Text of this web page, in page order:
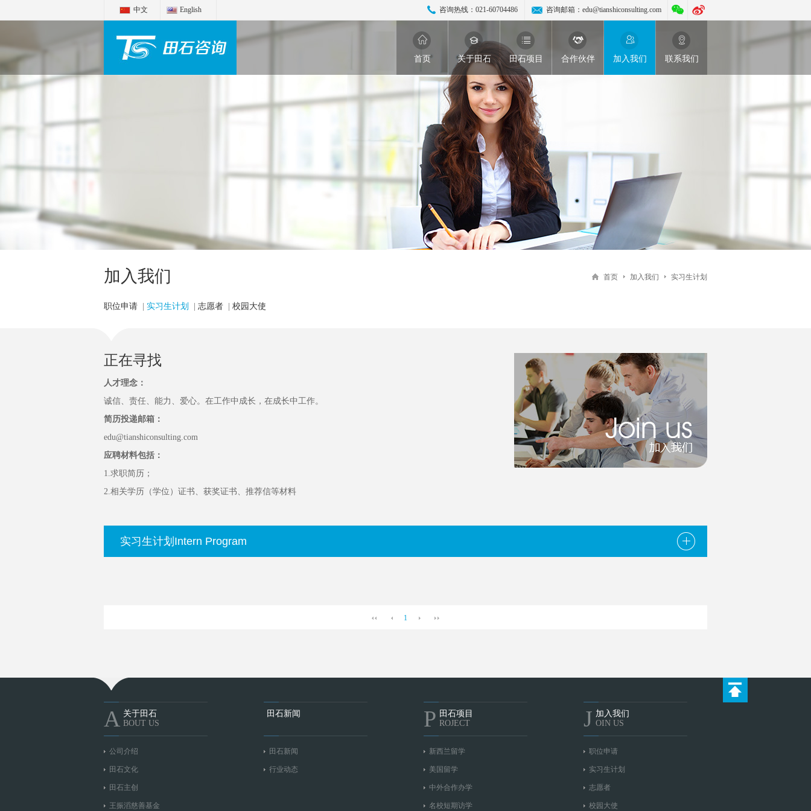
中文 English 咨询热线： 021-60704486 咨询邮箱： edu@tianshiconsulting.com
首页 关于田石 田石项目 合作伙伴 加入我们 联系我们
加入我们 首页 加入我们 实习生计划
职位申请 实习生计划 志愿者 校园大使
正在寻找
人才理念：
诚信、责任、能力、爱心。在工作中成长，在成长中工作。
简历投递邮箱：
edu@tianshiconsulting.com
应聘材料包括：
1.求职简历；
2.相关学历（学位）证书、获奖证书、推荐信等材料
实习生计划 Intern Program
1
A 关于田石
BOUT US
公司介绍
田石文化
田石主创
王振滔慈善基金
田石新闻
田石新闻
行业动态
P 田石项目
ROJECT
新西兰留学
美国留学
中外合作办学
名校短期访学
J 加入我们
OIN US
职位申请
实习生计划
志愿者
校园大使